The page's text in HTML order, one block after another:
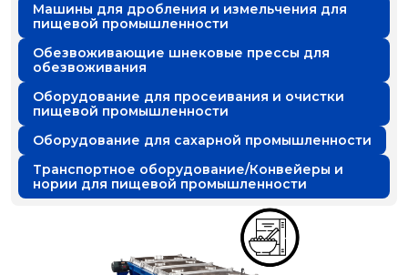
Машины для дробления и измельчения для
пищевой промышленности
Обезвоживающие шнековые прессы для
обезвоживания
Оборудование для просеивания и очистки
пищевой промышленности
Оборудование для сахарной промышленности
Транспортное оборудование/Конвейеры и
нории для пищевой промышленности